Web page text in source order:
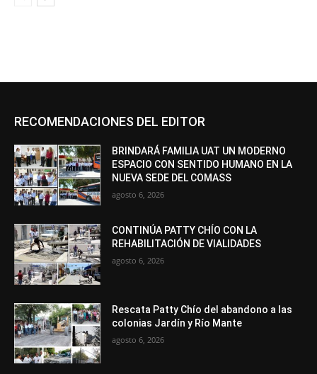
RECOMENDACIONES DEL EDITOR
BRINDARÁ FAMILIA UAT UN MODERNO
ESPACIO CON SENTIDO HUMANO EN LA
NUEVA SEDE DEL COMASS
agosto 6, 2026
CONTINÚA PATTY CHÍO CON LA
REHABILITACIÓN DE VIALIDADES
agosto 6, 2026
Rescata Patty Chío del abandono a las
colonias Jardín y Río Mante
agosto 6, 2026